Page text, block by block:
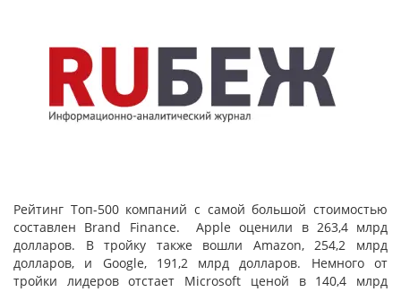
Рейтинг Топ-500 компаний с самой большой стоимостью
составлен Brand Finance. Apple оценили в 263,4 млрд
долларов. В тройку также вошли Amazon, 254,2 млрд
долларов, и Google, 191,2 млрд долларов. Немного от
тройки лидеров отстает Microsoft ценой в 140,4 млрд